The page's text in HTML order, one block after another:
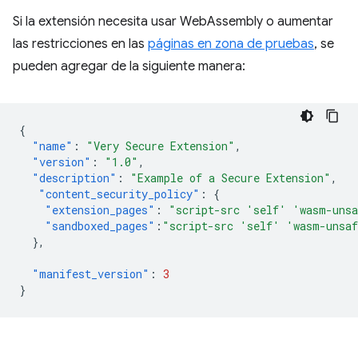
Si la extensión necesita usar WebAssembly o aumentar
las restricciones en las páginas en zona de pruebas, se
pueden agregar de la siguiente manera:
{
"name" : "Very Secure Extension" ,
"version" : "1.0" ,
"description" : "Example of a Secure Extension" ,
"content_security_policy" :
{
"extension_pages" :
"script-src 'self' 'wasm-
"sandboxed_pages" : "script-src 'self' 'wasm-
},
"manifest_version" : 3
}